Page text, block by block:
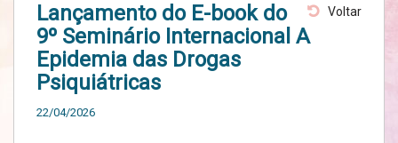
Voltar
Lançamento do E-book do
9º Seminário Internacional A
Epidemia das Drogas
Psiquiátricas
22/04/2026